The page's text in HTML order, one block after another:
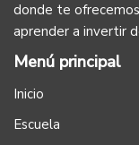
donde te
aprender a invertir
Menú principal
Inicio
Escuela